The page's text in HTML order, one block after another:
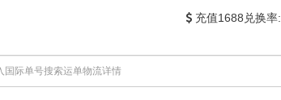
充值1688兑换率: